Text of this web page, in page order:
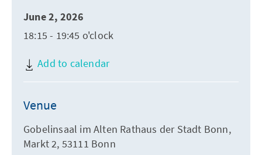
June 2, 2026
18:15 - 19:45 o'clock
Add to calendar
Venue
Gobelinsaal im Alten Rathaus der Stadt Bonn,
Markt 2, 53111 Bonn